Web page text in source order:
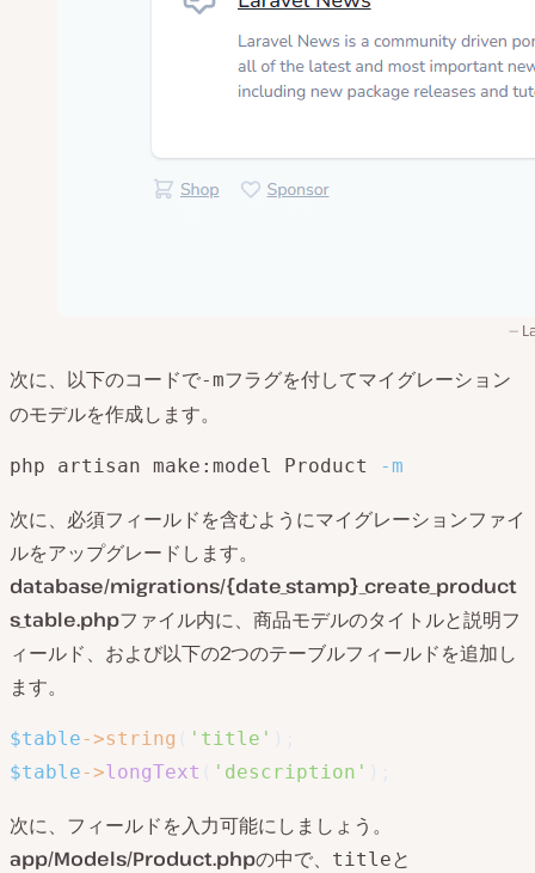
次に、以下のコードで-mフラグを付してマイグレーション
のモデルを作成します。
php artisan make:model Product -m
次に、必須フィールドを含むようにマイグレーションファイ
ルをアップグレードします。
database/migrations/{date_stamp}_create_product
s_table.phpファイル内に、商品モデルのタイトルと説明フ
ィールド、および以下の2つのテーブルフィールドを追加し
ます。
$table->string 'title'
$table->longText 'description'
次に、フィールドを入力可能にしましょう。
app/Models/Product.phpの中で、 titleと